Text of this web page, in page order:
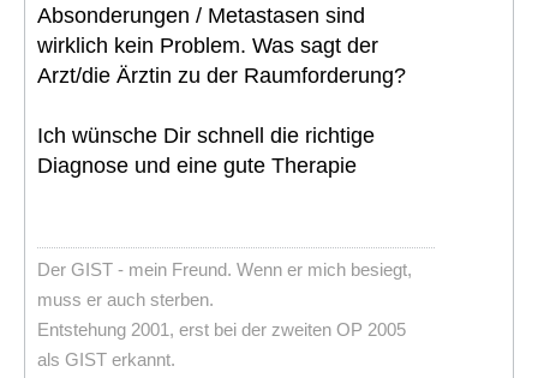
Absonderungen / Metastasen sind
wirklich kein Problem. Was sagt der
Arzt/die Ärztin zu der Raumforderung?
Ich wünsche Dir schnell die richtige
Diagnose und eine gute Therapie
Der GIST - mein Freund. Wenn er mich besiegt,
muss er auch sterben.
Entstehung 2001, erst bei der zweiten OP 2005
als GIST erkannt.